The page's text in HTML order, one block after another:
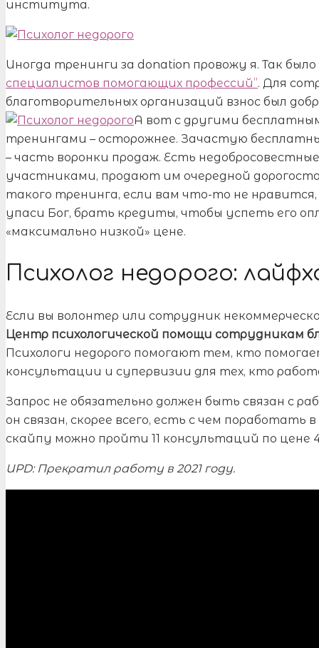
института.
Иногда тренинги за donation провожу я. Так
специалистов помогающих профессий”. Для
благотворительных организаций взнос был
А вот с другими
тренингами – осторожнее. Зачастую
– часть воронки продаж. Есть
участниками, продают им очередной
такого тренинга, если вам что-то не
упаси Бог, брать кредиты, чтобы успеть его
«максимально низкой» цене.
Психолог недорого:
Если вы волонтер или сотрудник
Центр психологической помощи сотрудникам
Психологи недорого помогают тем, кто
консультации и супервизии для тех, кто
Запрос не обязательно должен быть связан с
он связан, скорее всего, есть с чем поработать
скайпу можно пройти 11 консультаций по цене
UPD: Прекратил работу в 2021 году.